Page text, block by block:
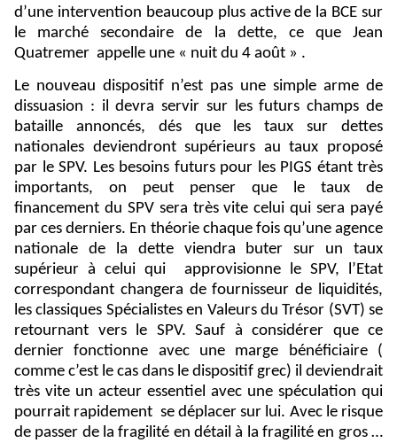
d’une intervention beaucoup plus active de la BCE sur
le marché secondaire de la dette, ce que Jean
Quatremer appelle une « nuit du 4 août » .
Le nouveau dispositif n’est pas une simple arme de
dissuasion : il devra servir sur les futurs champs de
bataille annoncés, dés que les taux sur dettes
nationales deviendront supérieurs au taux proposé
par le SPV. Les besoins futurs pour les PIGS étant très
importants, on peut penser que le taux de
financement du SPV sera très vite celui qui sera payé
par ces derniers. En théorie chaque fois qu’une agence
nationale de la dette viendra buter sur un taux
supérieur à celui qui
approvisionne le SPV, l’Etat
correspondant changera de fournisseur de liquidités,
les classiques Spécialistes en Valeurs du Trésor (SVT) se
retournant vers le SPV. Sauf à considérer que ce
dernier fonctionne avec une marge bénéficiaire (
comme c’est le cas dans le dispositif grec) il deviendrait
très vite un acteur essentiel avec une spéculation qui
pourrait rapidement se déplacer sur lui. Avec le risque
de passer de la fragilité en détail à la fragilité en gros …